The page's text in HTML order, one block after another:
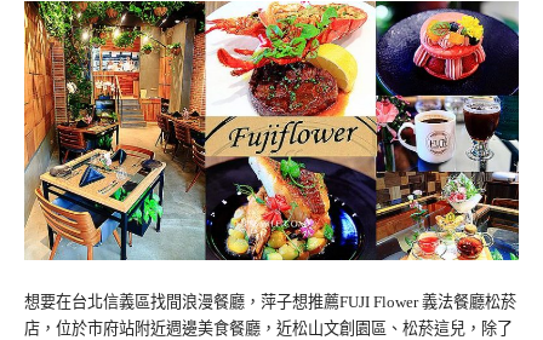
想要在台北信義區找間浪漫餐廳，萍子想推薦FUJI Flower 義法餐廳松菸
店，位於市府站附近週邊美食餐廳，近松山文創園區、松菸這兒，除了